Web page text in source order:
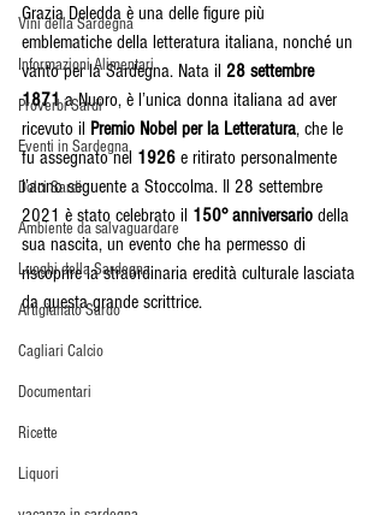
Vini della Sardegna
Informazioni Alimentari
Proverbi Sardi
Eventi in Sardegna
Dolci Sardi
Ambiente da salvaguardare
Luoghi della Sardegna
Artigianato Sardo
Cagliari Calcio
Documentari
Ricette
Liquori
Grazia Deledda è una delle figure più
emblematiche della letteratura italiana, nonché un
vanto per la Sardegna. Nata il 28 settembre
1871 a Nuoro, è l’unica donna italiana ad aver
ricevuto il Premio Nobel per la Letteratura, che le
fu assegnato nel 1926 e ritirato personalmente
l’anno seguente a Stoccolma. Il 28 settembre
2021 è stato celebrato il 150° anniversario della
sua nascita, un evento che ha permesso di
riscoprire la straordinaria eredità culturale lasciata
da questa grande scrittrice.